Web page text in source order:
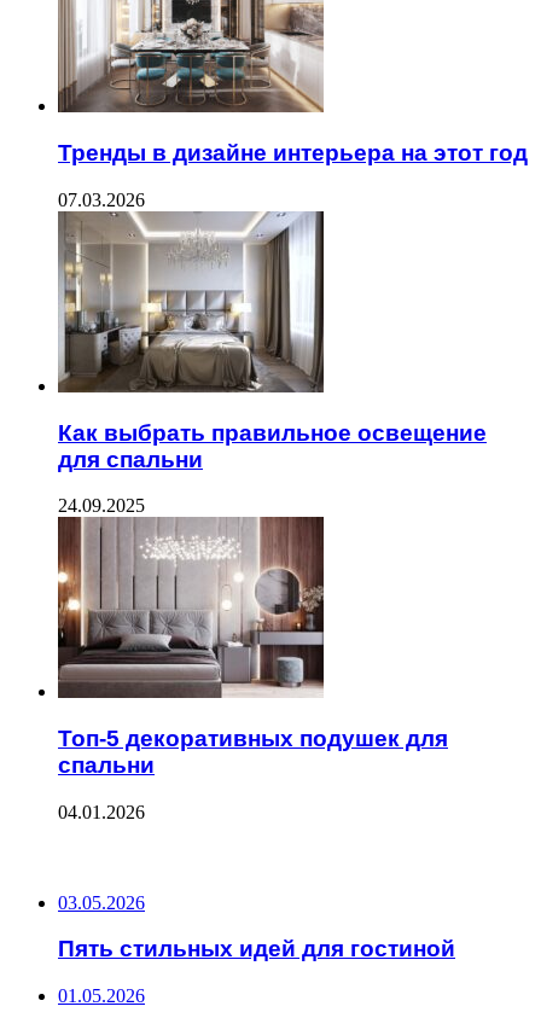
Тренды в дизайне интерьера на этот год
07.03.2026
Как выбрать правильное освещение
для спальни
24.09.2025
Топ-5 декоративных подушек для
спальни
04.01.2026
03.05.2026
Пять стильных идей для гостиной
01.05.2026